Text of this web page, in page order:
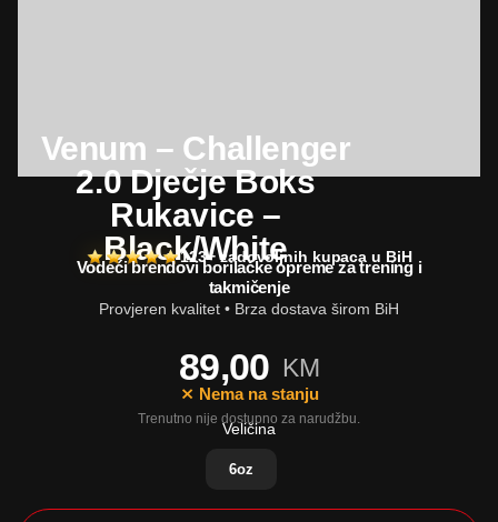
Venum – Challenger
2.0 Dječje Boks
Rukavice –
Black/White
123+ zadovoljnih kupaca u BiH
Vodeći brendovi borilačke opreme za trening i
takmičenje
Provjeren kvalitet • Brza dostava širom BiH
89,00 KM
⨯ Nema na stanju
Veličina
6oz